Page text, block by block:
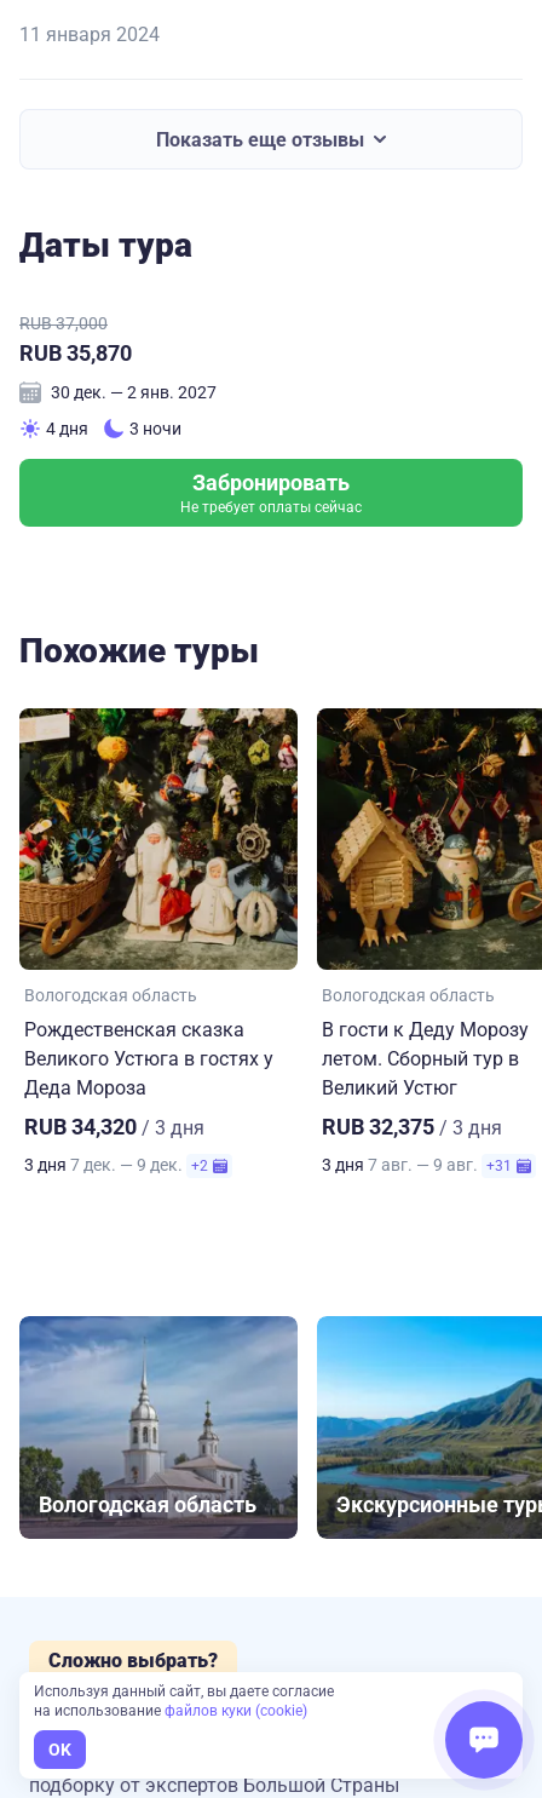
11 января 2024
Показать еще отзывы
Даты тура
RUB 37,000
RUB 35,870
30 дек. — 2 янв. 2027
4 дня
3 ночи
Забронировать
Не требует оплаты сейчас
Похожие туры
Вологодская область
Рождественская сказка
Великого Устюга в гостях у
Деда Мороза
RUB 34,320 / 3 дня
3 дня 7 дек. — 9 дек. +2
Вологодская область
В гости к Деду Морозу
летом. Сборный тур в
Великий Устюг
RUB 32,375 / 3 дня
3 дня 7 авг. — 9 авг. +31
Вологодская область Экскурсионные
Сложно выбрать?
Наш эксперт подберет туры для вас
Оставьте заявку и получите консультацию
подборку от экспертов Большой Страны
Используя данный сайт, вы даете согласие
на использование файлов куки (cookie)
OK